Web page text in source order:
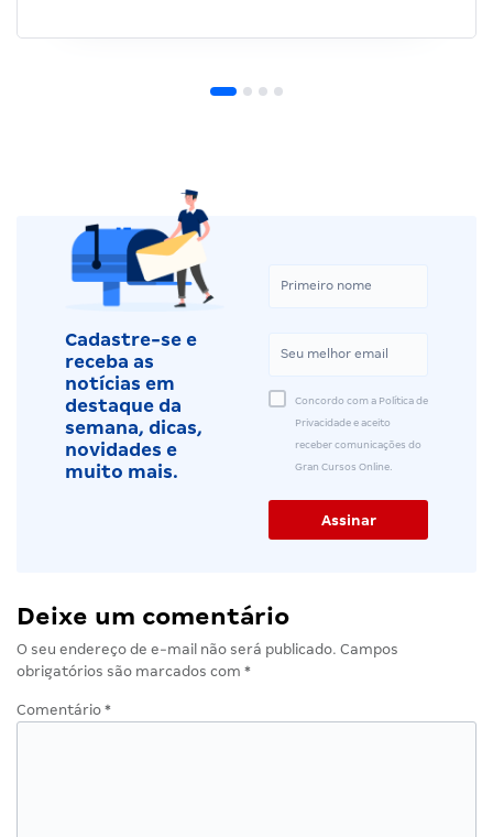
Cadastre-se e
receba as
notícias em
destaque da
semana, dicas,
novidades e
muito mais.
Concordo com a Política de
Privacidade e aceito
receber comunicações do
Gran Cursos Online.
Deixe um comentário
O seu endereço de e-mail não será publicado. Campos
obrigatórios são marcados com *
Comentário *